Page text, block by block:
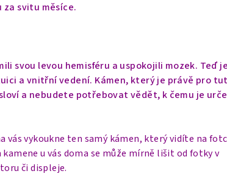
za svitu měsíce.
svou levou hemisféru a uspokojili mozek. Teď
a vnitřní vedení. Kámen, který je právě pro
a nebudete potřebovat vědět, k čemu je
vás vykoukne ten samý kámen, který vidíte na
u vás doma se může mírně lišit od fotky v
či displeje.